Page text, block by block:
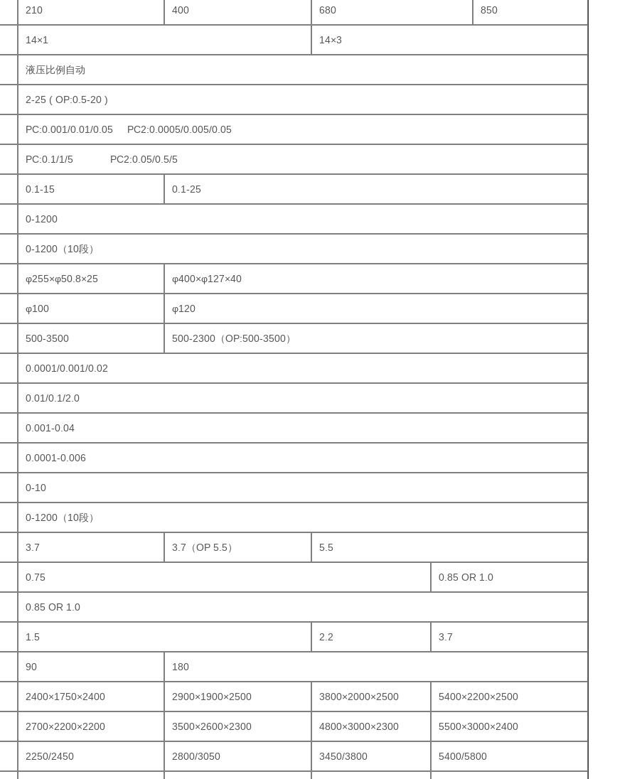
210 400 680 850
14×1 14×3
液压比例自动
2-25 ( OP:0.5-20 )
PC:0.001/0.01/0.05 PC2:0.0005/0.005/0.05
PC:0.1/1/5 PC2:0.05/0.5/5
0.1-15 0.1-25
0-1200
0-1200（10段）
φ255×φ50.8×25 φ400×φ127×40
φ100 φ120
500-3500 500-2300（OP:500-3500）
0.0001/0.001/0.02
0.01/0.1/2.0
0.001-0.04
0.0001-0.006
0-10
0-1200（10段）
3.7 3.7（OP 5.5） 5.5
0.75 0.85 OR 1.0
0.85 OR 1.0
1.5 2.2 3.7
90 180
2400×1750×2400 2900×1900×2500 3800×2000×2500 5400×2200×2500
2700×2200×2200 3500×2600×2300 4800×3000×2300 5500×3000×2400
2250/2450 2800/3050 3450/3800 5400/5800